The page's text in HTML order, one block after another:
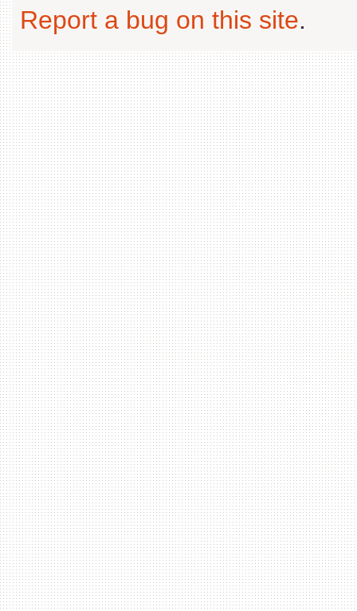
Report a bug on this site.